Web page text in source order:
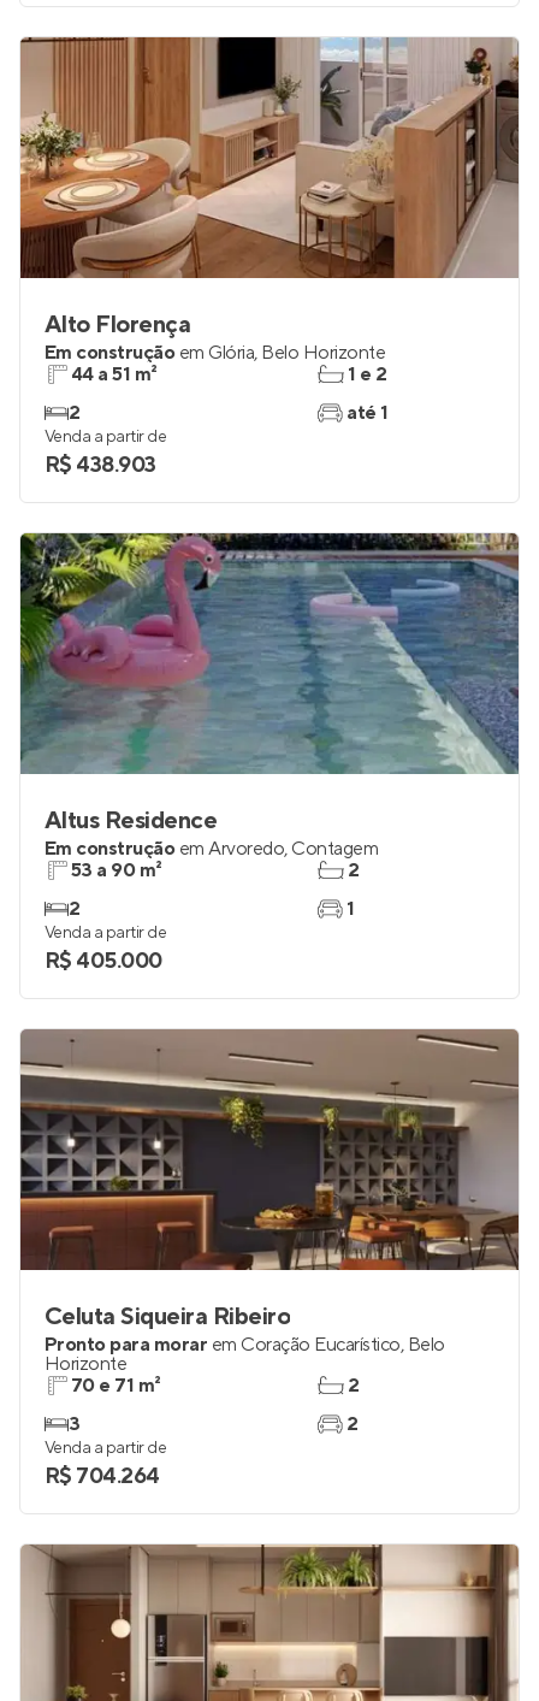
Alto Florença
Em construção em Glória, Belo Horizonte
44 a 51 m²
2
1 e 2
até 1
Venda a partir de
R$ 438.903
Altus Residence
Em construção em Arvoredo, Contagem
53 a 90 m²
2
2
1
Venda a partir de
R$ 405.000
Celuta Siqueira Ribeiro
Pronto para morar em Coração Eucarístico, Belo
Horizonte
70 e 71 m²
3
2
2
Venda a partir de
R$ 704.264